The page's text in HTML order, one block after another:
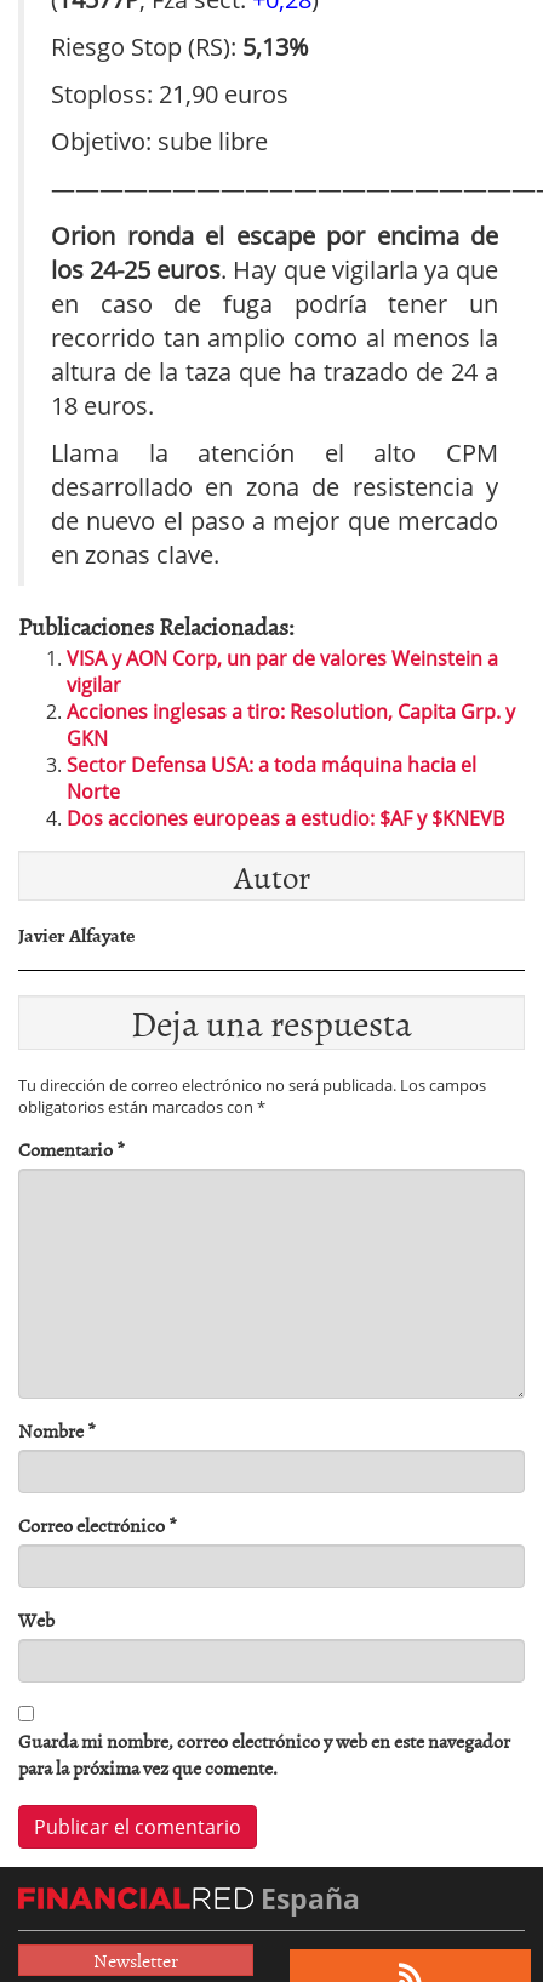
Riesgo Stop (RS): 5,13%
Stoploss: 21,90 euros
Objetivo: sube libre
Orion ronda el escape por encima de
los 24-25 euros. Hay que vigilarla ya que
en caso de fuga podría tener un
recorrido tan amplio como al menos la
altura de la taza que ha trazado de 24 a
18 euros.
Llama la atención el alto CPM
desarrollado en zona de resistencia y
de nuevo el paso a mejor que mercado
en zonas clave.
Publicaciones Relacionadas:
VISA y AON Corp, un par de valores Weinstein a
vigilar
Acciones inglesas a tiro: Resolution, Capita Grp. y
GKN
Sector Defensa USA: a toda máquina hacia el
Norte
Dos acciones europeas a estudio: $AF y $KNEVB
Autor
Javier Alfayate
Deja una respuesta
Tu dirección de correo electrónico no será publicada. Los campos
obligatorios están marcados con *
Comentario*
Nombre*
Correo electrónico*
Web
Guarda mi nombre, correo electrónico y web en este navegador
para la próxima vez que comente.
España
Newsletter